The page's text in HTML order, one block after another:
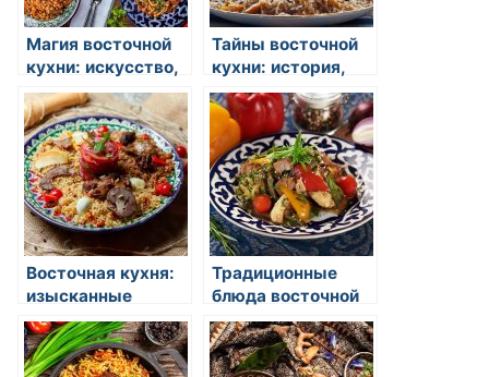
Магия восточной
кухни: искусство,
вкус и традиции
Тайны восточной
кухни: история,
традиции и
вкусовые
открытия
Восточная кухня:
изысканные
блюда и традиции
Традиционные
блюда восточной
кухни: сочетание
экзотики и
уникального вкуса